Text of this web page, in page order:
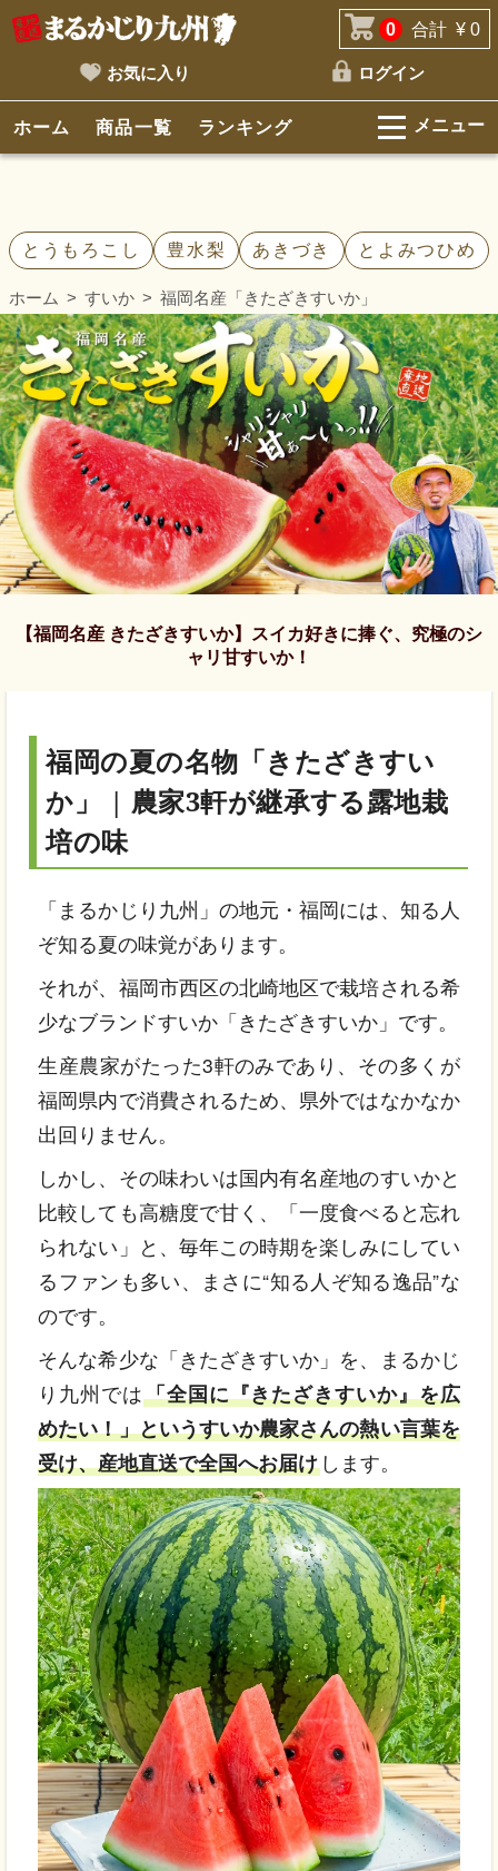
お気に入り ログイン
0 合計 ¥ 0
ホーム 商品一覧 ランキング メニュー
とうもろこし 豊水梨 あきづき とよみつひめ
ホーム すいか 福岡名産「きたざきすいか」
【福岡名産 きたざきすいか】スイカ好きに捧ぐ、究極のシ
ャリ甘すいか！
福岡の夏の名物「きたざきすい
か」 | 農家3軒が継承する露地栽
培の味
「まるかじり九州」の地元・福岡には、知る人
ぞ知る夏の味覚があります。
それが、福岡市西区の北崎地区で栽培される希
少なブランドすいか「きたざきすいか」です。
生産農家がたった3軒のみであり、その多くが
福岡県内で消費されるため、県外ではなかなか
出回りません。
しかし、その味わいは国内有名産地のすいかと
比較しても高糖度で甘く、「一度食べると忘れ
られない」と、毎年この時期を楽しみにしてい
るファンも多い、まさに“知る人ぞ知る逸品”な
のです。
そんな希少な「きたざきすいか」を、まるかじ
り九州では「全国に『きたざきすいか』を広
めたい！」というすいか農家さんの熱い言葉を
受け、産地直送で全国へお届け します。